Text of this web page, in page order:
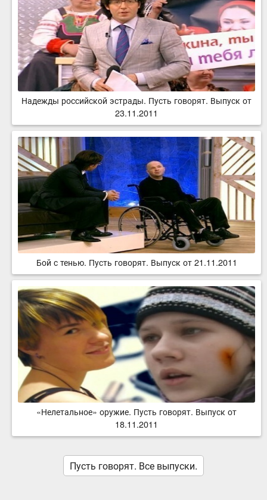
Надежды российской эстрады. Пусть говорят. Выпуск от
23.11.2011
Бой с тенью. Пусть говорят. Выпуск от 21.11.2011
«Нелетальное» оружие. Пусть говорят. Выпуск от
18.11.2011
Пусть говорят. Все выпуски.